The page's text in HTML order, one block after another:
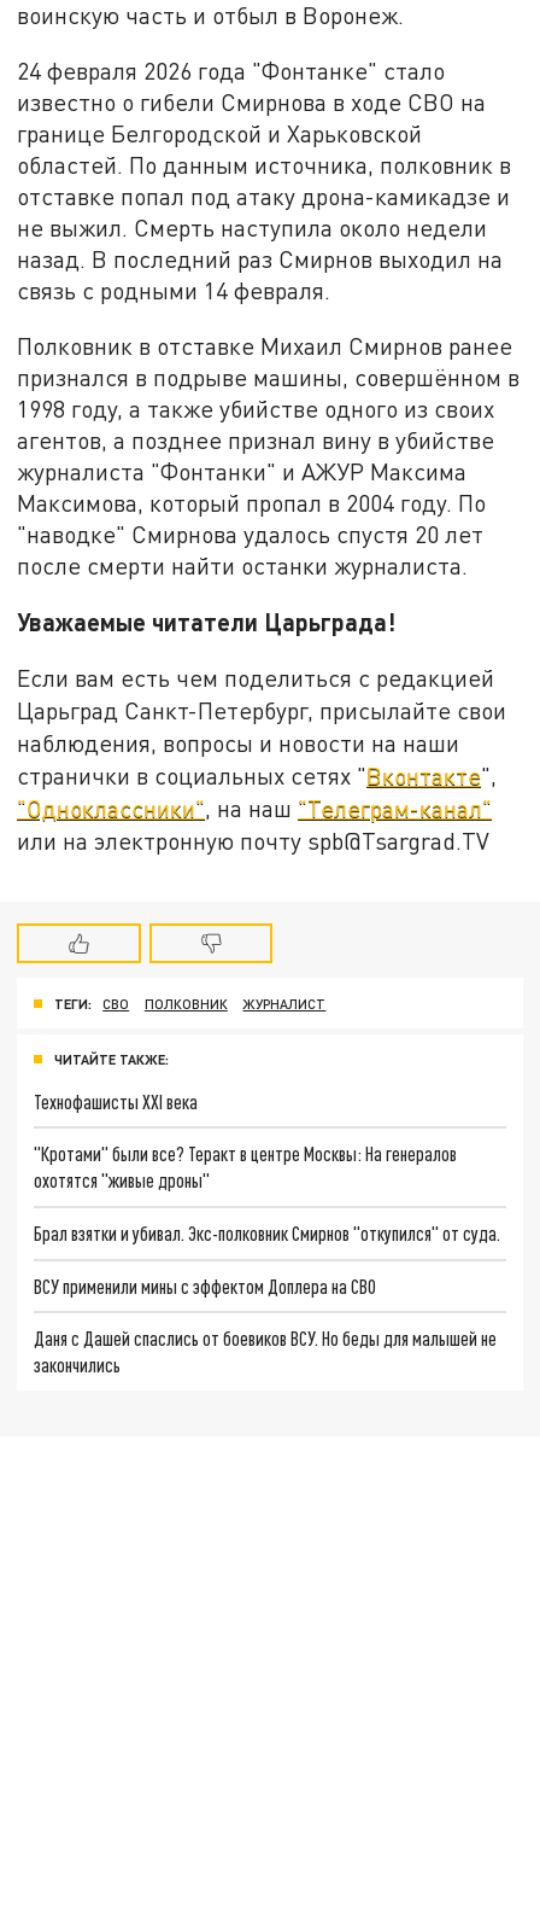
воинскую часть и отбыл в Воронеж.
24 февраля 2026 года "Фонтанке" стало
известно о гибели Смирнова в ходе СВО на
границе Белгородской и Харьковской
областей. По данным источника, полковник в
отставке попал под атаку дрона-камикадзе и
не выжил. Смерть наступила около недели
назад. В последний раз Смирнов выходил на
связь с родными 14 февраля.
Полковник в отставке Михаил Смирнов ранее
признался в подрыве машины, совершённом в
1998 году, а также убийстве одного из своих
агентов, а позднее признал вину в убийстве
журналиста "Фонтанки" и АЖУР Максима
Максимова, который пропал в 2004 году. По
"наводке" Смирнова удалось спустя 20 лет
после смерти найти останки журналиста.
Уважаемые читатели Царьграда!
Если вам есть чем поделиться с редакцией
Царьград Санкт-Петербург, присылайте свои
наблюдения, вопросы и новости на наши
странички в социальных сетях "Вконтакте",
"Одноклассники", на наш "Телеграм-канал"
или на электронную почту spb@Tsargrad.TV
ТЕГИ: СВО ПОЛКОВНИК ЖУРНАЛИСТ
ЧИТАЙТЕ ТАКЖЕ:
Технофашисты XXI века
"Кротами" были все? Теракт в центре Москвы: На генералов
охотятся "живые дроны"
Брал взятки и убивал. Экс-полковник Смирнов "откупился" от суда.
ВСУ применили мины с эффектом Доплера на СВО
Даня с Дашей спаслись от боевиков ВСУ. Но беды для малышей не
закончились